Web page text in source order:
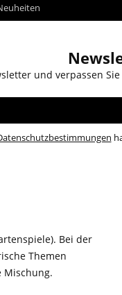
und verpassen
Bei der
Themen
Mischung.